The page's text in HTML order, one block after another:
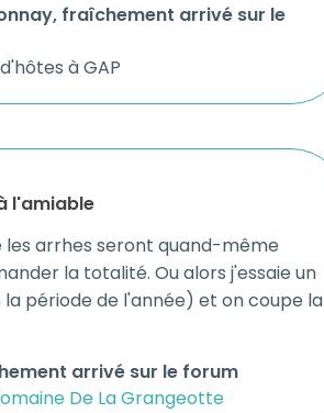
fraîchement arrivé sur le
à GAP
l'amiable
les arrhes seront quand-même
la totalité. Ou alors j'essaie un
période de l'année) et on coupe la
arrivé sur le forum
De La Grangeotte